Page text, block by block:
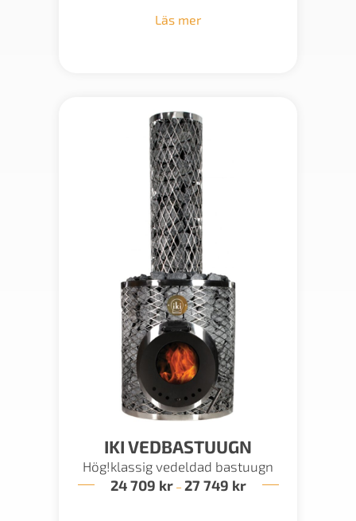
Läs mer
IKI VEDBASTUUGN
Hög!klassig vedeldad bastuugn
24 709 kr – 27 749 krPrisintervall: